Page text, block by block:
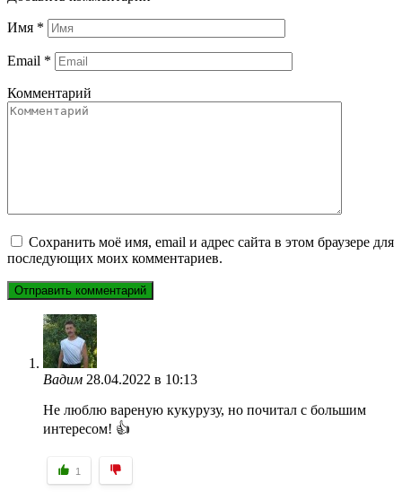
Имя *
Email *
Комментарий
Сохранить моё имя, email и адрес сайта в этом браузере для
последующих моих комментариев.
Вадим 28.04.2022 в 10:13
Не люблю вареную кукурузу, но почитал с большим
интересом! 👍
1